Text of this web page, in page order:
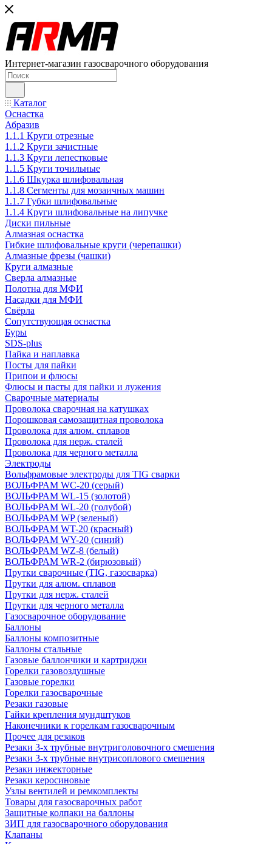
Интернет-магазин газосварочного оборудования
Каталог
Оснастка
Абразив
1.1.1 Круги отрезные
1.1.2 Круги зачистные
1.1.3 Круги лепестковые
1.1.5 Круги точильные
1.1.6 Шкурка шлифовальная
1.1.8 Сегменты для мозаичных машин
1.1.7 Губки шлифовальные
1.1.4 Круги шлифовальные на липучке
Диски пильные
Алмазная оснастка
Гибкие шлифовальные круги (черепашки)
Алмазные фрезы (чашки)
Круги алмазные
Сверла алмазные
Полотна для МФИ
Насадки для МФИ
Свёрла
Сопутствующая оснастка
Буры
SDS-plus
Пайка и наплавка
Посты для пайки
Припои и флюсы
Флюсы и пасты для пайки и лужения
Сварочные материалы
Проволока сварочная на катушках
Порошковая самозащитная проволока
Проволока для алюм. сплавов
Проволока для нерж. сталей
Проволока для черного металла
Электроды
Вольфрамовые электроды для TIG сварки
ВОЛЬФРАМ WC-20 (серый)
ВОЛЬФРАМ WL-15 (золотой)
ВОЛЬФРАМ WL-20 (голубой)
ВОЛЬФРАМ WP (зеленый)
ВОЛЬФРАМ WT-20 (красный)
ВОЛЬФРАМ WY-20 (синий)
ВОЛЬФРАМ WZ-8 (белый)
ВОЛЬФРАМ WR-2 (бирюзовый)
Прутки сварочные (TIG, газосварка)
Прутки для алюм. сплавов
Прутки для нерж. сталей
Прутки для черного металла
Газосварочное оборудование
Баллоны
Баллоны композитные
Баллоны стальные
Газовые баллончики и картриджи
Горелки газовоздушные
Газовые горелки
Горелки газосварочные
Резаки газовые
Гайки крепления мундштуков
Наконечники к горелкам газосварочным
Прочее для резаков
Резаки 3-х трубные внутриголовочного смешения
Резаки 3-х трубные внутрисоплового смешения
Резаки инжекторные
Резаки керосиновые
Узлы вентилей и ремкомплекты
Товары для газосварочных работ
Защитные колпаки на баллоны
ЗИП для газосварочного оборудования
Клапаны